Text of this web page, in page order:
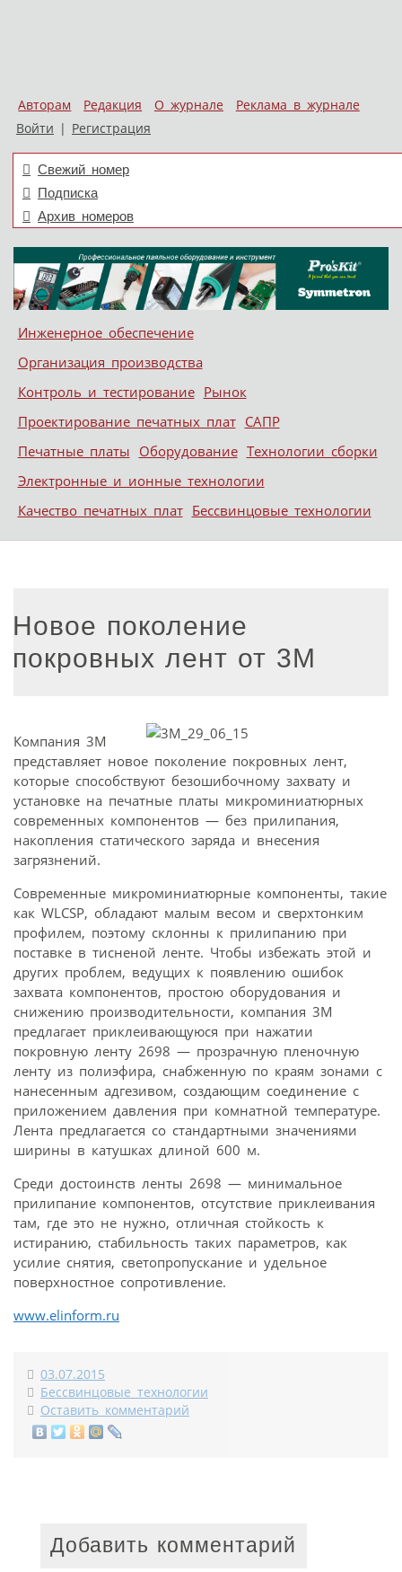
Авторам Редакция О журнале
Реклама в журнале
Войти | Регистрация
Свежий номер
Подписка
Архив номеров
Меню
Skip to content
Инженерное обеспечение
Организация производства
Контроль и тестирование Рынок
Проектирование печатных плат САПР
Печатные платы Оборудование Технологии сборки
Электронные и ионные технологии
Качество печатных плат Бессвинцовые технологии
Новое поколение
покровных лент от 3M
Компания 3M
представляет новое поколение покровных лент,
которые способствуют безошибочному захвату и
установке на печатные платы микроминиатюрных
современных компонентов — без прилипания,
накопления статического заряда и внесения
загрязнений.
Современные микроминиатюрные компоненты, такие
как WLCSP, обладают малым весом и сверхтонким
профилем, поэтому склонны к прилипанию при
поставке в тисненой ленте. Чтобы избежать этой и
других проблем, ведущих к появлению ошибок
захвата компонентов, простою оборудования и
снижению производительности, компания 3M
предлагает приклеивающуюся при нажатии
покровную ленту 2698 — прозрачную пленочную
ленту из полиэфира, снабженную по краям зонами с
нанесенным адгезивом, создающим соединение с
приложением давления при комнатной температуре.
Лента предлагается со стандартными значениями
ширины в катушках длиной 600 м.
Среди достоинств ленты 2698 — минимальное
прилипание компонентов, отсутствие приклеивания
там, где это не нужно, отличная стойкость к
истиранию, стабильность таких параметров, как
усилие снятия, светопропускание и удельное
поверхностное сопротивление.
www.elinform.ru
03.07.2015
Бессвинцовые технологии
Оставить комментарий
Добавить комментарий